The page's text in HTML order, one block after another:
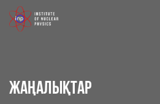
ЖАҢАЛЫҚТАР